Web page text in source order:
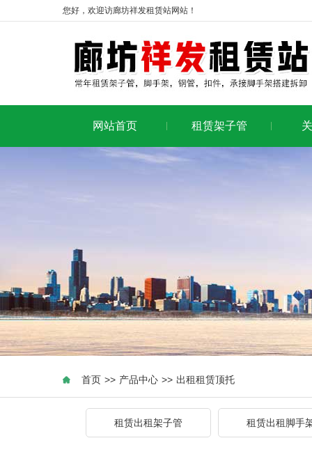
您好，欢迎访廊坊祥发租赁站网站！
网站首页 租赁架子管
首页 >> 产品中心 >> 出租租赁顶托
租赁出租架子管 租赁出租脚手